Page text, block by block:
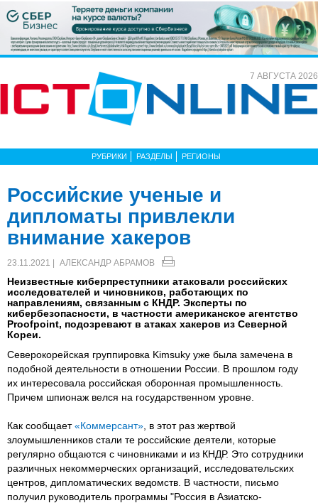
7 АВГУСТА 2026
РУБРИКИ РАЗДЕЛЫ РЕГИОНЫ
Российские ученые и
дипломаты привлекли
внимание хакеров
23.11.2021 | АЛЕКСАНДР АБРАМОВ
Неизвестные киберпреступники атаковали российских
исследователей и чиновников, работающих по
направлениям, связанным с КНДР. Эксперты по
кибербезопасности, в частности американское агентство
Proofpoint, подозревают в атаках хакеров из Северной
Кореи.
Cеверокорейская группировка Kimsuky уже была замечена в
подобной деятельности в отношении России. В прошлом году
их интересовала российская оборонная промышленность.
Причем шпионаж велся на государственном уровне.
Как сообщает«Коммерсант» , в этот раз жертвой
злоумышленников стали те российские деятели, которые
регулярно общаются с чиновниками и из КНДР. Это сотрудники
различных некоммерческих организаций, исследовательских
центров, дипломатических ведомств. В частности, письмо
получил руководитель программы "Россия в Азиатско-